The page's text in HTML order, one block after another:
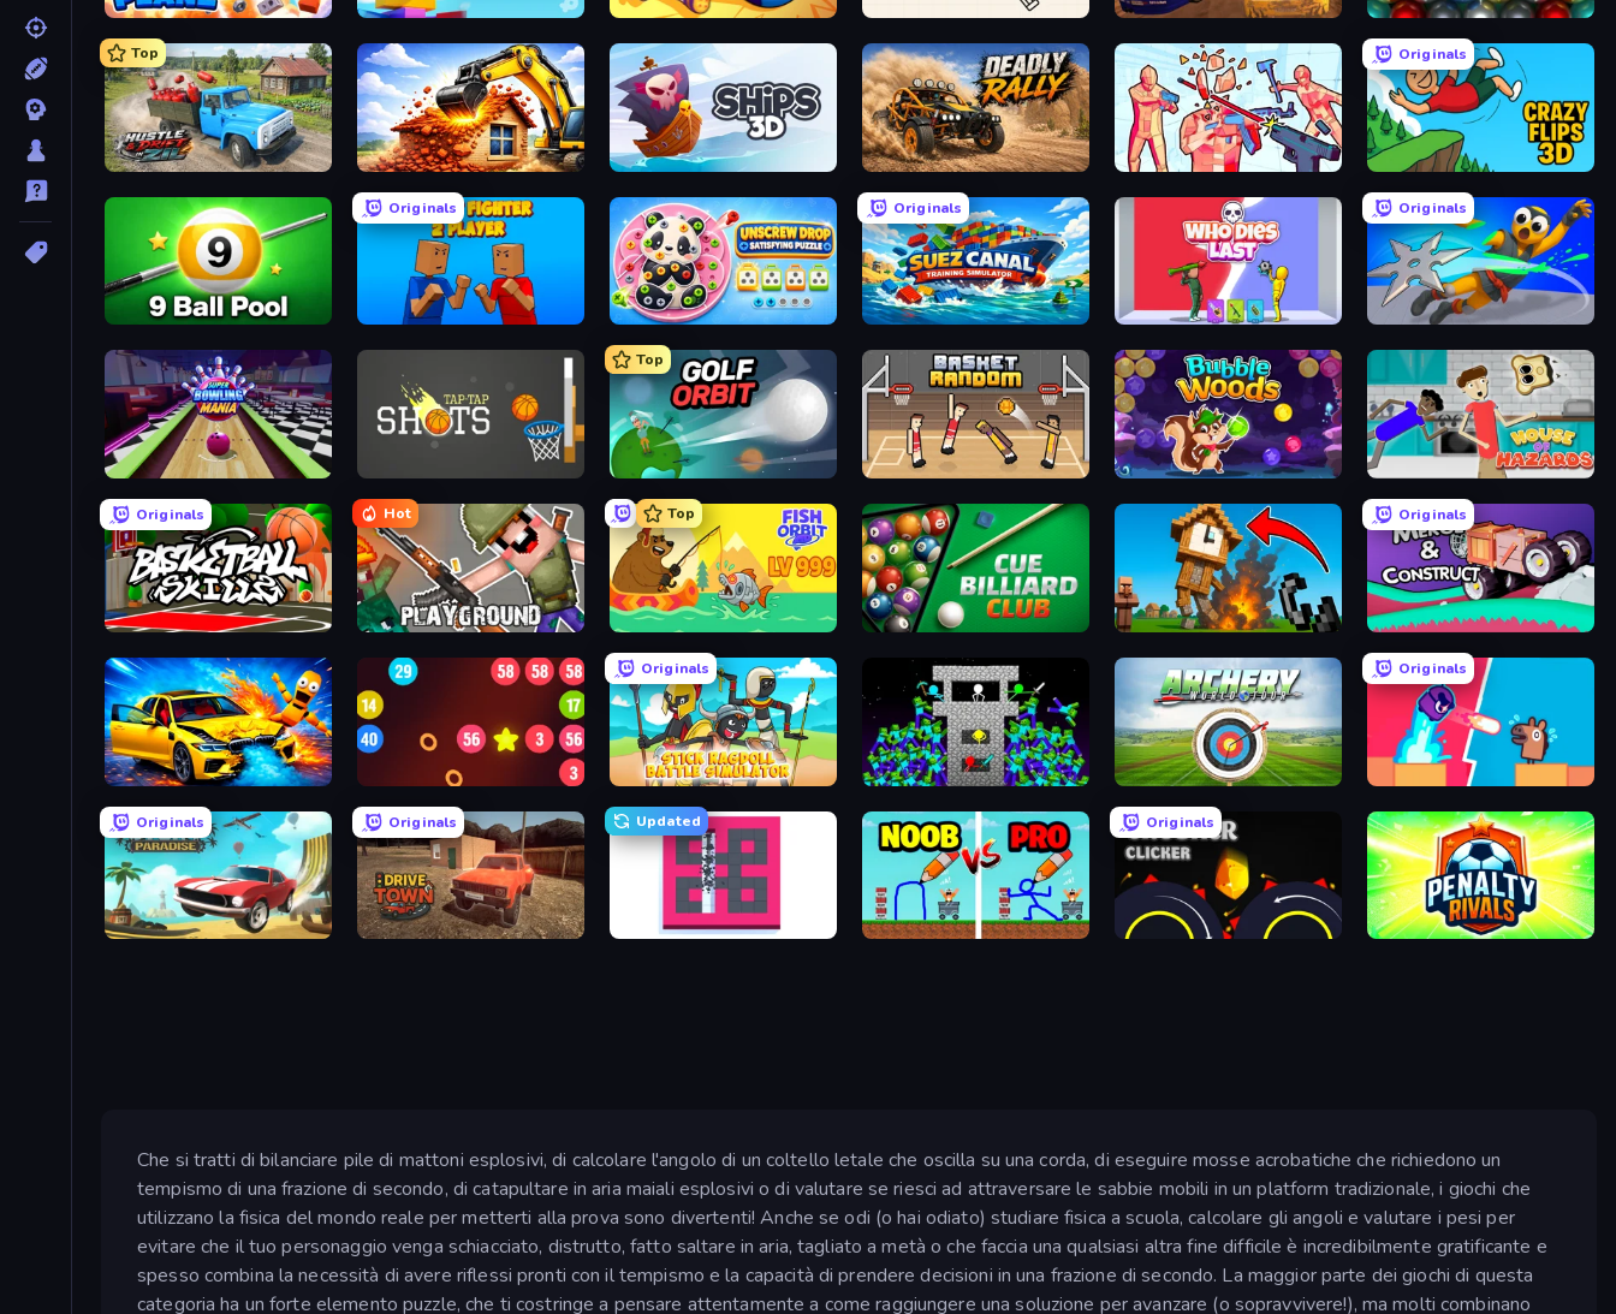
Build A Plane Slice Master Goal Gang Dirt Rally Driver HD Magnet Balls: Addictive
Top
Hustle & Drift in ZIL City Constructor Ships 3D Deadly Rally Time Shooter 2
Originals
Crazy Flips 3D
9 Ball Pool Online Multiplayer
Originals
Puppet Fighter 2 Player Unscrew Drop: Satisfying Puzzle
Originals
Suez Canal Training Simulator Who Dies Last?
Originals
Ninja Swipe Strike
Super Bowling Mania
Top
Golf Orbit Basket Random Bubble Woods House of Hazards
Originals
Basketball Skills
Hot
Playground
Top
Fish Orbit Cue Billiard Club Noob Fuse
Originals
Merge & Construct
BMG: Ragdoll Playground
Originals
Stick Ragdoll Battle Simulator Stick Epic Fighter Archery World Tour
Originals
Boom Slingers ReBoom
Originals
Stunt Paradise
Originals
DriveTown
Updated
BreakStoneBALL DOP Noob: Draw to Save
Originals
Crusher Clicker Penalty Rivals
Che si tratti di bilanciare pile di mattoni esplosivi, di calcolare l'angolo di un coltello letale che oscilla su una corda, di eseguire mosse acrobatiche che richiedono un
tempismo di una frazione di secondo, di catapultare in aria maiali esplosivi o di valutare se riesci ad attraversare le sabbie mobili in un platform tradizionale, i giochi che
utilizzano la fisica del mondo reale per metterti alla prova sono divertenti! Anche se odi (o hai odiato) studiare fisica a scuola, calcolare gli angoli e valutare i pesi per
evitare che il tuo personaggio venga schiacciato, distrutto, fatto saltare in aria, tagliato a metà o che faccia una qualsiasi altra fine difficile è incredibilmente gratificante e
spesso combina la necessità di avere riflessi pronti con il tempismo e la capacità di prendere decisioni in una frazione di secondo. La maggior parte dei giochi di questa
categoria ha un forte elemento puzzle, che ti costringe a pensare attentamente a come raggiungere una soluzione per avanzare (o sopravvivere!), ma molti combinano